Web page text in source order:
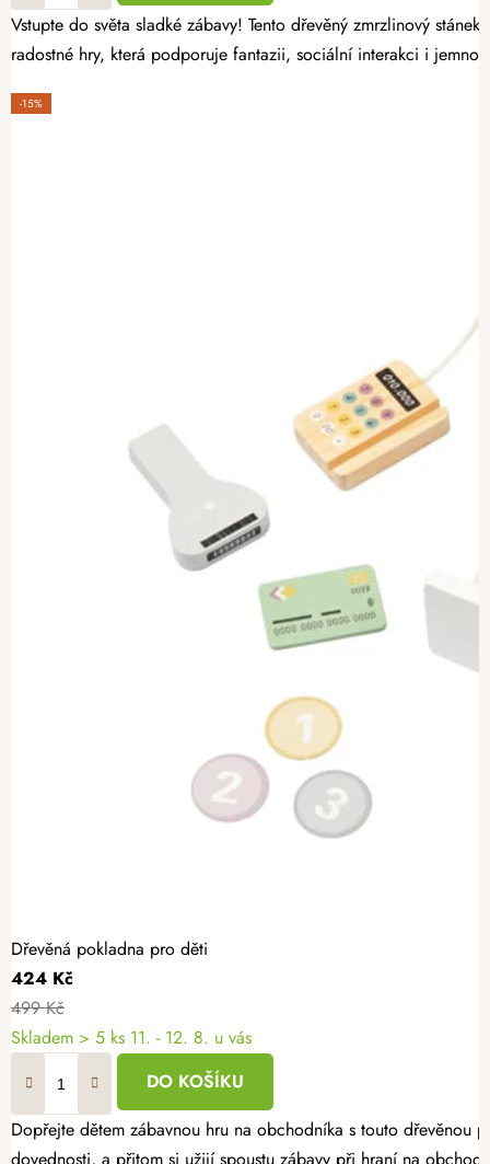
Vstupte do světa sladké zábavy! Tento dřevěný zmrzlinový
radostné hry, která podporuje fantazii, sociální interakci i
-15%
Dřevěná pokladna pro děti
424 Kč
499 Kč
Skladem > 5 ks 11. - 12. 8. u vás
DO KOŠÍKU
Dopřejte dětem zábavnou hru na obchodníka s touto dřevěnou